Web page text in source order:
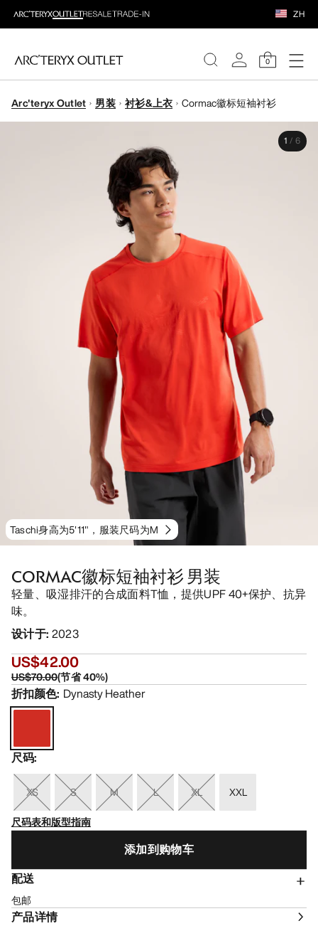
ZH
0
女装
Arc'teryx Outlet 男装 衬衫&上衣 Cormac徽标短袖衬衫
Taschi身高为5'11"，服装尺码为M
1 / 6
CORMAC徽标短袖衬衫 男装
轻量、吸湿排汗的合成面料T恤，提供UPF 40+保护、抗异
味。
设计于: 2023
US$42.00
US$70.00(节省40%)
折扣颜色: Dynasty Heather
尺码:
XS S M L XL
XXL
尺码表和版型指南
添加到购物车
配送
包邮
产品详情